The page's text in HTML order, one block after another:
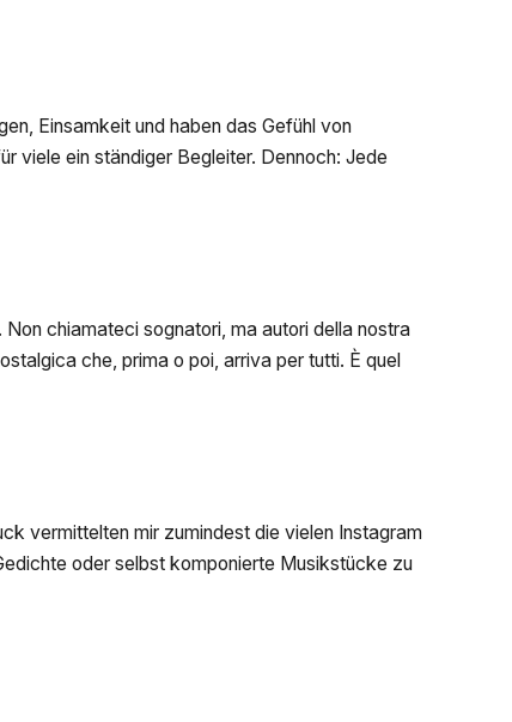
Einsamkeit und haben das Gefühl von
viele ein ständiger Begleiter. Dennoch: Jede
chiamateci sognatori, ma autori della nostra
che, prima o poi, arriva per tutti. È quel
vermittelten mir zumindest die vielen Instagram
oder selbst komponierte Musikstücke zu